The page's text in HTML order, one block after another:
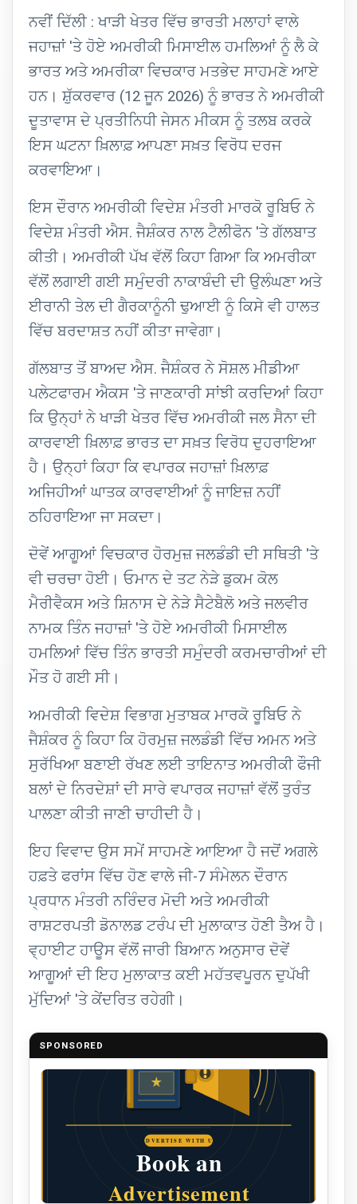
ਨਵੀਂ ਦਿੱਲੀ : ਖਾੜੀ ਖੇਤਰ ਵਿੱਚ ਭਾਰਤੀ ਮਲਾਹਾਂ ਵਾਲੇ
ਜਹਾਜ਼ਾਂ 'ਤੇ ਹੋਏ ਅਮਰੀਕੀ ਮਿਸਾਈਲ ਹਮਲਿਆਂ ਨੂੰ ਲੈ ਕੇ
ਭਾਰਤ ਅਤੇ ਅਮਰੀਕਾ ਵਿਚਕਾਰ ਮਤਭੇਦ ਸਾਹਮਣੇ ਆਏ
ਹਨ। ਸ਼ੁੱਕਰਵਾਰ (12 ਜੂਨ 2026) ਨੂੰ ਭਾਰਤ ਨੇ ਅਮਰੀਕੀ
ਦੂਤਾਵਾਸ ਦੇ ਪ੍ਰਤੀਨਿਧੀ ਜੇਸਨ ਮੀਕਸ ਨੂੰ ਤਲਬ ਕਰਕੇ
ਇਸ ਘਟਨਾ ਖ਼ਿਲਾਫ਼ ਆਪਣਾ ਸਖ਼ਤ ਵਿਰੋਧ ਦਰਜ
ਕਰਵਾਇਆ।
ਇਸ ਦੌਰਾਨ ਅਮਰੀਕੀ ਵਿਦੇਸ਼ ਮੰਤਰੀ ਮਾਰਕੋ ਰੂਬਿਓ ਨੇ
ਵਿਦੇਸ਼ ਮੰਤਰੀ ਐਸ. ਜੈਸ਼ੰਕਰ ਨਾਲ ਟੈਲੀਫੋਨ 'ਤੇ ਗੱਲਬਾਤ
ਕੀਤੀ। ਅਮਰੀਕੀ ਪੱਖ ਵੱਲੋਂ ਕਿਹਾ ਗਿਆ ਕਿ ਅਮਰੀਕਾ
ਵੱਲੋਂ ਲਗਾਈ ਗਈ ਸਮੁੰਦਰੀ ਨਾਕਾਬੰਦੀ ਦੀ ਉਲੰਘਣਾ ਅਤੇ
ਈਰਾਨੀ ਤੇਲ ਦੀ ਗੈਰਕਾਨੂੰਨੀ ਢੁਆਈ ਨੂੰ ਕਿਸੇ ਵੀ ਹਾਲਤ
ਵਿੱਚ ਬਰਦਾਸ਼ਤ ਨਹੀਂ ਕੀਤਾ ਜਾਵੇਗਾ।
ਗੱਲਬਾਤ ਤੋਂ ਬਾਅਦ ਐਸ. ਜੈਸ਼ੰਕਰ ਨੇ ਸੋਸ਼ਲ ਮੀਡੀਆ
ਪਲੇਟਫਾਰਮ ਐਕਸ 'ਤੇ ਜਾਣਕਾਰੀ ਸਾਂਝੀ ਕਰਦਿਆਂ ਕਿਹਾ
ਕਿ ਉਨ੍ਹਾਂ ਨੇ ਖਾੜੀ ਖੇਤਰ ਵਿੱਚ ਅਮਰੀਕੀ ਜਲ ਸੈਨਾ ਦੀ
ਕਾਰਵਾਈ ਖ਼ਿਲਾਫ਼ ਭਾਰਤ ਦਾ ਸਖ਼ਤ ਵਿਰੋਧ ਦੁਹਰਾਇਆ
ਹੈ। ਉਨ੍ਹਾਂ ਕਿਹਾ ਕਿ ਵਪਾਰਕ ਜਹਾਜ਼ਾਂ ਖ਼ਿਲਾਫ਼
ਅਜਿਹੀਆਂ ਘਾਤਕ ਕਾਰਵਾਈਆਂ ਨੂੰ ਜਾਇਜ਼ ਨਹੀਂ
ਠਹਿਰਾਇਆ ਜਾ ਸਕਦਾ।
ਦੋਵੇਂ ਆਗੂਆਂ ਵਿਚਕਾਰ ਹੋਰਮੁਜ਼ ਜਲਡੰਡੀ ਦੀ ਸਥਿਤੀ 'ਤੇ
ਵੀ ਚਰਚਾ ਹੋਈ। ਓਮਾਨ ਦੇ ਤਟ ਨੇੜੇ ਡੁਕਮ ਕੋਲ
ਮੈਰੀਵੈਕਸ ਅਤੇ ਸ਼ਿਨਾਸ ਦੇ ਨੇੜੇ ਸੈਟੇਬੈਲੋ ਅਤੇ ਜਲਵੀਰ
ਨਾਮਕ ਤਿੰਨ ਜਹਾਜ਼ਾਂ 'ਤੇ ਹੋਏ ਅਮਰੀਕੀ ਮਿਸਾਈਲ
ਹਮਲਿਆਂ ਵਿੱਚ ਤਿੰਨ ਭਾਰਤੀ ਸਮੁੰਦਰੀ ਕਰਮਚਾਰੀਆਂ ਦੀ
ਮੌਤ ਹੋ ਗਈ ਸੀ।
ਅਮਰੀਕੀ ਵਿਦੇਸ਼ ਵਿਭਾਗ ਮੁਤਾਬਕ ਮਾਰਕੋ ਰੂਬਿਓ ਨੇ
ਜੈਸ਼ੰਕਰ ਨੂੰ ਕਿਹਾ ਕਿ ਹੋਰਮੁਜ਼ ਜਲਡੰਡੀ ਵਿੱਚ ਅਮਨ ਅਤੇ
ਸੁਰੱਖਿਆ ਬਣਾਈ ਰੱਖਣ ਲਈ ਤਾਇਨਾਤ ਅਮਰੀਕੀ ਫੌਜੀ
ਬਲਾਂ ਦੇ ਨਿਰਦੇਸ਼ਾਂ ਦੀ ਸਾਰੇ ਵਪਾਰਕ ਜਹਾਜ਼ਾਂ ਵੱਲੋਂ ਤੁਰੰਤ
ਪਾਲਣਾ ਕੀਤੀ ਜਾਣੀ ਚਾਹੀਦੀ ਹੈ।
ਇਹ ਵਿਵਾਦ ਉਸ ਸਮੇਂ ਸਾਹਮਣੇ ਆਇਆ ਹੈ ਜਦੋਂ ਅਗਲੇ
ਹਫ਼ਤੇ ਫਰਾਂਸ ਵਿੱਚ ਹੋਣ ਵਾਲੇ ਜੀ-7 ਸੰਮੇਲਨ ਦੌਰਾਨ
ਪ੍ਰਧਾਨ ਮੰਤਰੀ ਨਰਿੰਦਰ ਮੋਦੀ ਅਤੇ ਅਮਰੀਕੀ
ਰਾਸ਼ਟਰਪਤੀ ਡੋਨਾਲਡ ਟਰੰਪ ਦੀ ਮੁਲਾਕਾਤ ਹੋਣੀ ਤੈਅ ਹੈ।
ਵ੍ਹਾਈਟ ਹਾਊਸ ਵੱਲੋਂ ਜਾਰੀ ਬਿਆਨ ਅਨੁਸਾਰ ਦੋਵੇਂ
ਆਗੂਆਂ ਦੀ ਇਹ ਮੁਲਾਕਾਤ ਕਈ ਮਹੱਤਵਪੂਰਨ ਦੁਪੱਖੀ
ਮੁੱਦਿਆਂ 'ਤੇ ਕੇਂਦਰਿਤ ਰਹੇਗੀ।
SPONSORED